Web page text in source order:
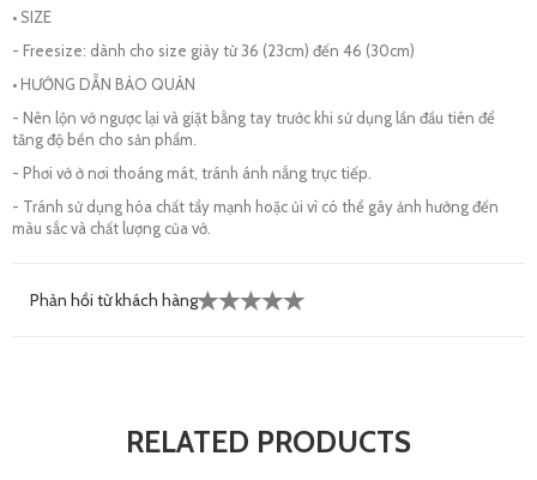
• SIZE
- Freesize: dành cho size giày từ 36 (23cm) đến 46 (30cm)
• HƯỚNG DẪN BẢO QUẢN
- Nên lộn vớ ngược lại và giặt bằng tay trước khi sử dụng lần đầu tiên để
tăng độ bền cho sản phẩm.
- Phơi vớ ở nơi thoáng mát, tránh ánh nắng trực tiếp.
- Tránh sử dụng hóa chất tẩy mạnh hoặc ủi vì có thể gây ảnh hưởng đến
màu sắc và chất lượng của vớ.
Phản hồi từ khách hàng
RELATED PRODUCTS